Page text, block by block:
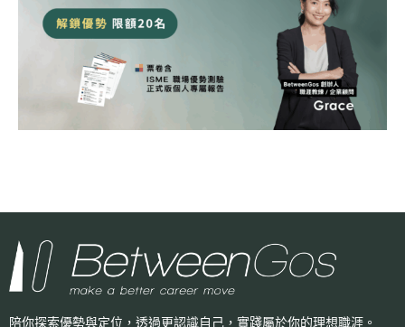
陪你探索優勢與定位，透過更認識自己， 實踐屬於你的理想職涯。